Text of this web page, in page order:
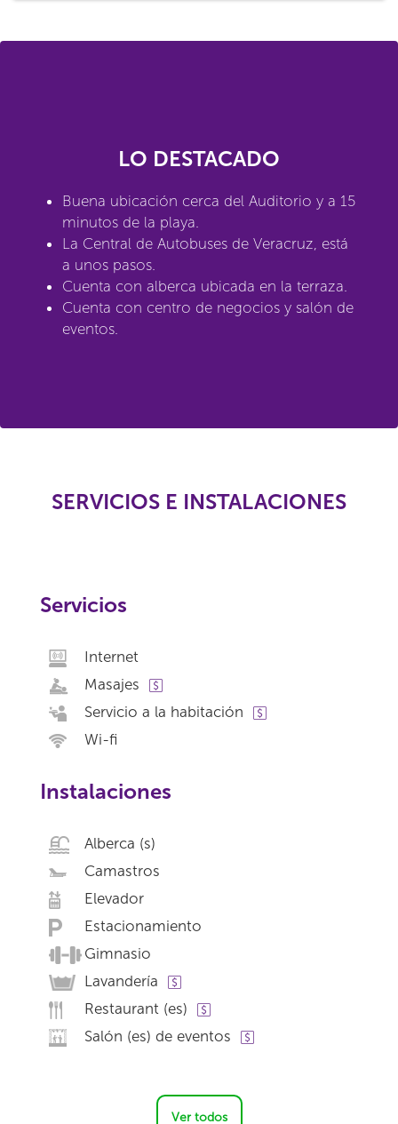
LO DESTACADO
Buena ubicación cerca del Auditorio y a 15
minutos de la playa.
La Central de Autobuses de Veracruz, está
a unos pasos.
Cuenta con alberca ubicada en la terraza.
Cuenta con centro de negocios y salón de
eventos.
SERVICIOS E INSTALACIONES
Servicios
Internet
Masajes
Servicio a la habitación
Wi-fi
Instalaciones
Alberca (s)
Camastros
Elevador
Estacionamiento
Gimnasio
Lavandería
Restaurant (es)
Salón (es) de eventos
Ver todos